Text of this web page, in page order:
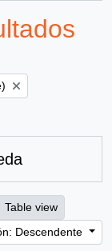
Table view
Descendente